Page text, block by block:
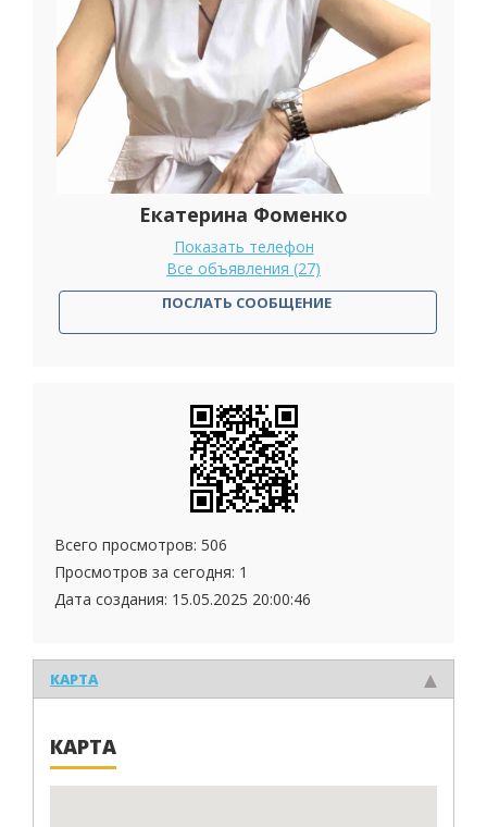
Екатерина Фоменко
Показать телефон
Все объявления (27)
ПОСЛАТЬ СООБЩЕНИЕ
Всего просмотров: 506
Просмотров за сегодня: 1
Дата создания: 15.05.2025 20:00:46
КАРТА
КАРТА